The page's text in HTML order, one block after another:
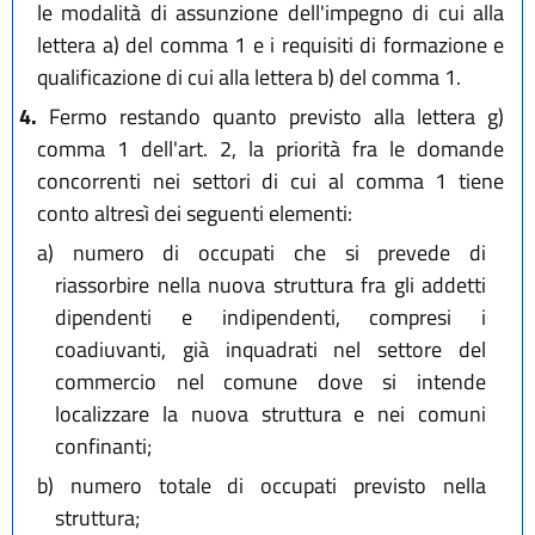
le modalità di assunzione dell'impegno di cui alla
lettera a) del comma 1 e i requisiti di formazione e
qualificazione di cui alla lettera b) del comma 1.
4. Fermo restando quanto previsto alla lettera g)
comma 1 dell'art. 2, la priorità fra le domande
concorrenti nei settori di cui al comma 1 tiene
conto altresì dei seguenti elementi:
a) numero di occupati che si prevede di
riassorbire nella nuova struttura fra gli addetti
dipendenti e indipendenti, compresi i
coadiuvanti, già inquadrati nel settore del
commercio nel comune dove si intende
localizzare la nuova struttura e nei comuni
confinanti;
b) numero totale di occupati previsto nella
struttura;